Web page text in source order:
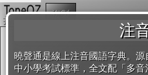
注
曉聲通是線上注音國語字典。源
中小學考試標準，全文配「多
複製